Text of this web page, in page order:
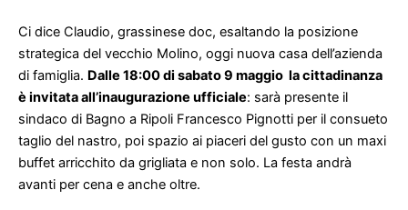
Ci dice Claudio, grassinese doc, esaltando la posizione
strategica del vecchio Molino, oggi nuova casa dell’azienda
di famiglia. Dalle 18:00 di sabato 9 maggio la cittadinanza
è invitata all’inaugurazione ufficiale: sarà presente il
sindaco di Bagno a Ripoli Francesco Pignotti per il consueto
taglio del nastro, poi spazio ai piaceri del gusto con un maxi
buffet arricchito da grigliata e non solo. La festa andrà
avanti per cena e anche oltre.